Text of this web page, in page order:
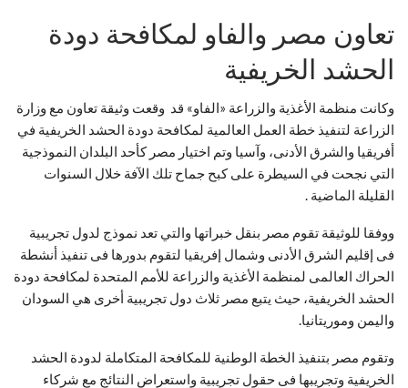
تعاون مصر والفاو لمكافحة دودة
الحشد الخريفية
وكانت منظمة الأغذية والزراعة «الفاو» قد وقعت وثيقة تعاون مع وزارة
الزراعة لتنفيذ خطة العمل العالمية لمكافحة دودة الحشد الخريفية في
أفريقيا والشرق الأدنى، وآسيا وتم اختيار مصر كأحد البلدان النموذجية
التي نجحت في السيطرة على كبح جماح تلك الآفة خلال السنوات
القليلة الماضية .
ووفقا للوثيقة تقوم مصر بنقل خبراتها والتي تعد نموذج لدول تجريبية
فى إقليم الشرق الأدنى وشمال إفريقيا لتقوم بدورها فى تنفيذ أنشطة
الحراك العالمى لمنظمة الأغذية والزراعة للأمم المتحدة لمكافحة دودة
الحشد الخريفية، حيث يتبع مصر ثلاث دول تجريبية أخرى هي السودان
واليمن وموريتانيا.
وتقوم مصر بتنفيذ الخطة الوطنية للمكافحة المتكاملة لدودة الحشد
الخريفية وتجريبها فى حقول تجريبية واستعراض النتائج مع شركاء